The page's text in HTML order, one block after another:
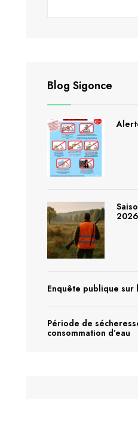
Blog Sigonce
2026
Enquête publique sur
Période de
consommation d’eau